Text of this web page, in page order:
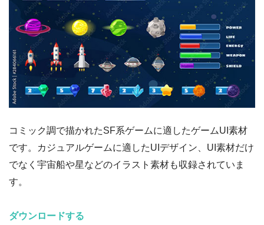
コミック調で描かれたSF系ゲームに適したゲームUI素材
です。カジュアルゲームに適したUIデザイン、UI素材だけ
でなく宇宙船や星などのイラスト素材も収録されていま
す。
ダウンロードする